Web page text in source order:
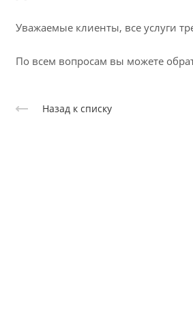
Уважаемые клиенты, все услуги
По всем вопросам вы можете
Назад к списку